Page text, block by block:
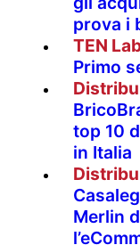
prova i
TEN
Primo
top 10
in Italia
Merlin